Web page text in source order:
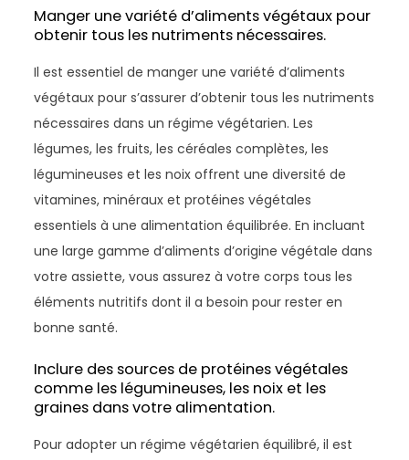
Manger une variété d’aliments végétaux pour
obtenir tous les nutriments nécessaires.
Il est essentiel de manger une variété d’aliments
végétaux pour s’assurer d’obtenir tous les nutriments
nécessaires dans un régime végétarien. Les
légumes, les fruits, les céréales complètes, les
légumineuses et les noix offrent une diversité de
vitamines, minéraux et protéines végétales
essentiels à une alimentation équilibrée. En incluant
une large gamme d’aliments d’origine végétale dans
votre assiette, vous assurez à votre corps tous les
éléments nutritifs dont il a besoin pour rester en
bonne santé.
Inclure des sources de protéines végétales
comme les légumineuses, les noix et les
graines dans votre alimentation.
Pour adopter un régime végétarien équilibré, il est